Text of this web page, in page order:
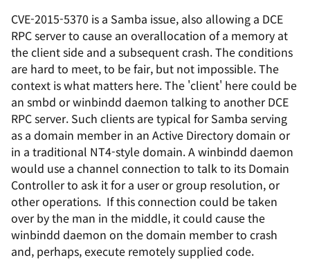
CVE-2015-5370 is a Samba issue, also allowing a DCE
RPC server to cause an overallocation of a memory at
the client side and a subsequent crash. The conditions
are hard to meet, to be fair, but not impossible. The
context is what matters here. The 'client' here could be
an smbd or winbindd daemon talking to another DCE
RPC server. Such clients are typical for Samba serving
as a domain member in an Active Directory domain or
in a traditional NT4-style domain. A winbindd daemon
would use a channel connection to talk to its Domain
Controller to ask it for a user or group resolution, or
other operations. If this connection could be taken
over by the man in the middle, it could cause the
winbindd daemon on the domain member to crash
and, perhaps, execute remotely supplied code.